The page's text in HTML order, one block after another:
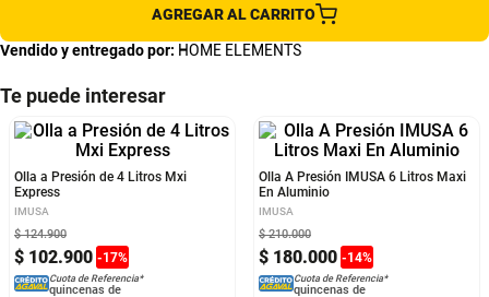
AGREGAR AL CARRITO
Vendido y entregado por: HOME ELEMENTS
Te puede interesar